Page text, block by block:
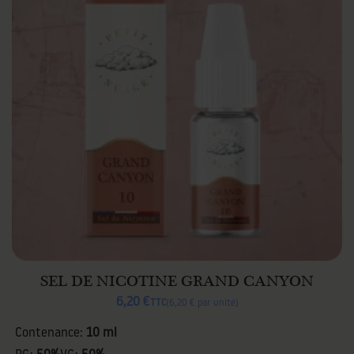
SEL DE NICOTINE GRAND CANYON
6,20 € TTC 6,20 € par unité
Contenance: 10 ml